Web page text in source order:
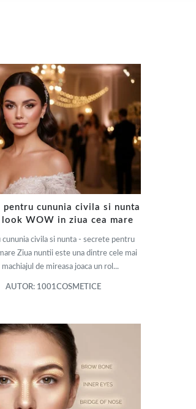
pentru cununia civila si nunta
WOW in ziua cea mare
cununia civila si nunta - secrete pentru
Ziua nuntii este una dintre cele mai
de mireasa joaca un rol...
AUTOR: 1001COSMETICE